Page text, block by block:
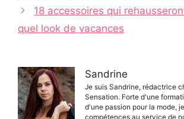
18 accessoires qui
quel look de vacances
Sandrine
Je suis Sandrine, rédactrice
Sensation. Forte d'une
d'une passion pour la mode,
compétences au service de